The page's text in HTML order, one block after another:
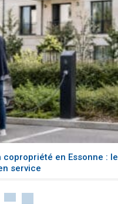
en Essonne : le
service